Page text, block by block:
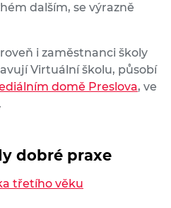
dalším, se výrazně
i zaměstnanci školy
Virtuální školu, působí
domě Preslova, ve
.
dobré praxe
třetího věku